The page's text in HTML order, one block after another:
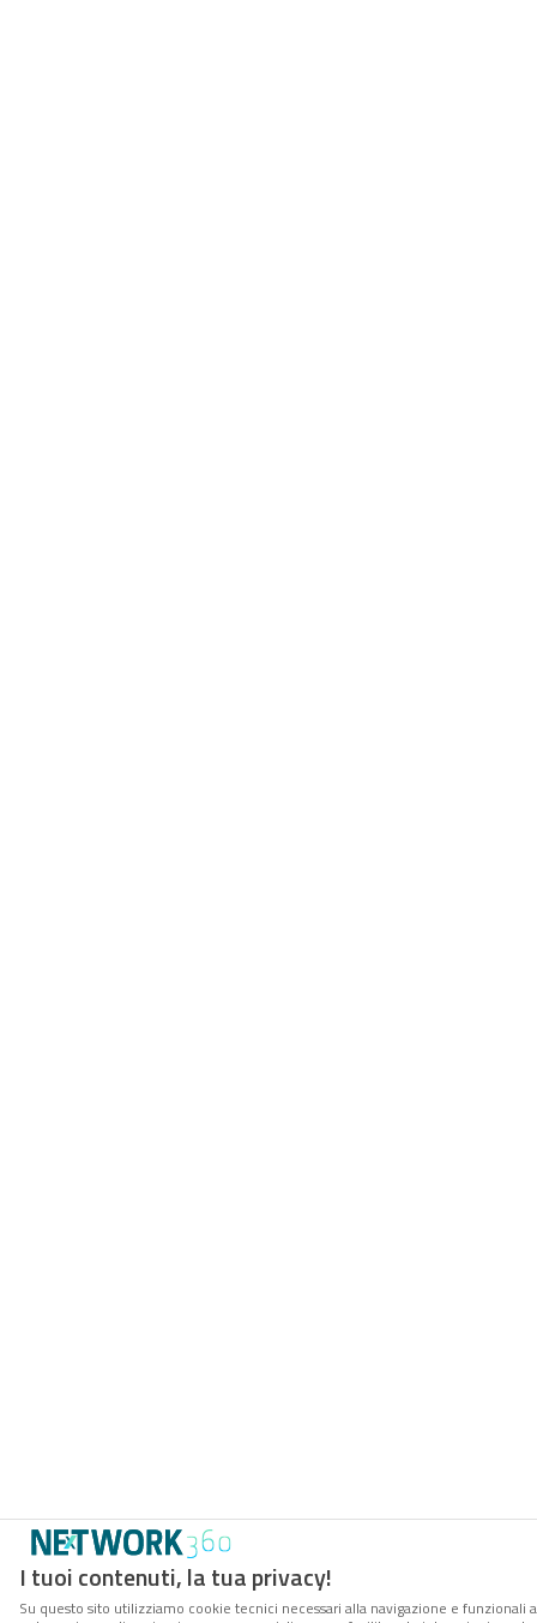
I tuoi contenuti, la tua privacy!
Su questo sito utilizziamo cookie tecnici necessari alla navigazione e